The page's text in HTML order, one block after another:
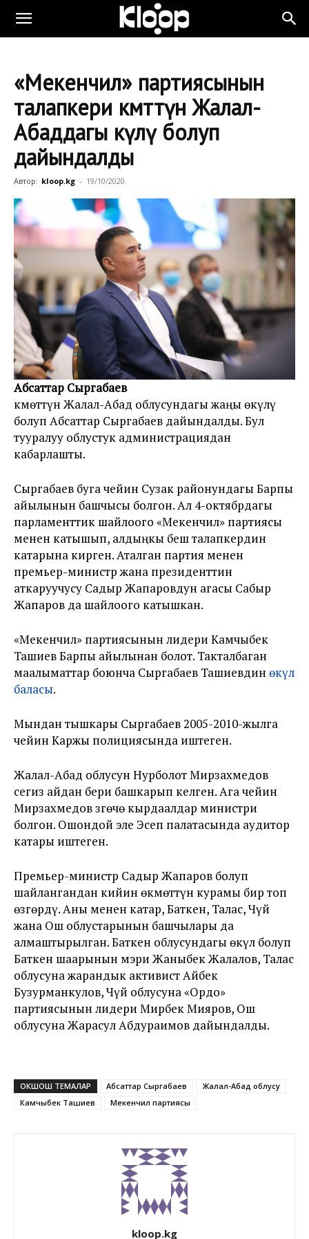
«Мекенчил» партиясынын
талапкери өкмөттүн Жалал-
Абаддагы өкүлү болуп
дайындалды
Автор: kloop.kg - 19/10/2020
Абсаттар Сыргабаев
Өкмөттүн Жалал-Абад облусундагы жаңы өкүлү
болуп Абсаттар Сыргабаев дайындалды. Бул
тууралуу облустук администрациядан
кабарлашты.
Сыргабаев буга чейин Сузак районундагы Барпы
айылынын башчысы болгон. Ал 4-октябрдагы
парламенттик шайлоого «Мекенчил» партиясы
менен катышып, алдыңкы беш талапкердин
катарына кирген. Аталган партия менен
премьер-министр жана президенттин
аткаруучусу Садыр Жапаровдун агасы Сабыр
Жапаров да шайлоого катышкан.
«Мекенчил» партиясынын лидери Камчыбек
Ташиев Барпы айылынан болот. Такталбаган
маалыматтар боюнча Сыргабаев Ташиевдин өкүл
баласы.
Мындан тышкары Сыргабаев 2005-2010-жылга
чейин Каржы полициясында иштеген.
Жалал-Абад облусун Нурболот Мирзахмедов
сегиз айдан бери башкарып келген. Ага чейин
Мирзахмедов Өзгөчө кырдаалдар министри
болгон. Ошондой эле Эсеп палатасында аудитор
катары иштеген.
Премьер-министр Садыр Жапаров болуп
шайлангандан кийин өкмөттүн курамы бир топ
өзгөрдү. Аны менен катар, Баткен, Талас, Чүй
жана Ош облустарынын башчылары да
алмаштырылган. Баткен облусундагы өкүл болуп
Баткен шаарынын мэри Жаныбек Жалалов, Талас
облусуна жарандык активист Айбек
Бузурманкулов, Чүй облусуна «Ордо»
партиясынын лидери Мирбек Мияров, Ош
облусуна Жарасул Абдураимов дайындалды.
ОКШОШ ТЕМАЛАР Абсаттар Сыргабаев
Жалал-Абад облусу
Камчыбек Ташиев
Мекенчил партиясы
kloop.kg